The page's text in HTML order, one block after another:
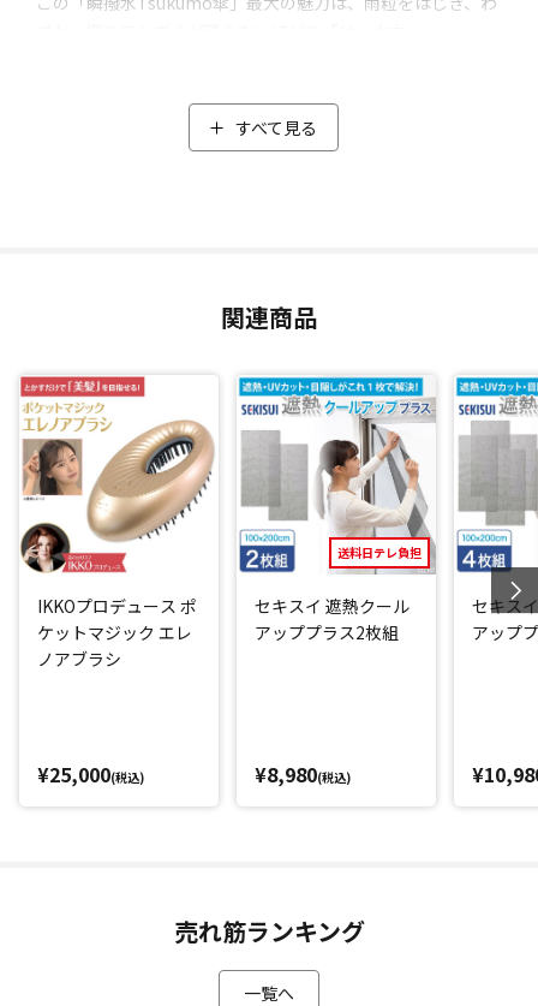
バンに入れられ持ち運びもラク！
「ぬれたままカバンの中に入れられない」といったストレス
い親骨の先端にはカーボンを使用しており、強い風の中、傘
UVカット率99％以上(*1)！の晴雨兼用傘
風に強いだけでなく、紫外線対策にも使えるのが「瞬撥水Tsu
kumo傘」のスゴイところ。
雨傘としてだけでなく日傘としても活躍します。
日テレ先行販売のブルーもご用意、今は日テレでしか手に入
らないカラーです。
女性だけでなく男性でも使いやすい、カラーをそろえてお
り、プレゼントにもオススメです。
すべて見る
閉じる
関連商品
IKKOプロデュース ポ
ケットマジック エレ
ノアブラシ
¥25,000(税込)
送料日テレ負担
セキスイ 遮熱クール
アッププラス2枚組
¥8,980(税込)
セキス
アップ
売れ筋ランキング
一覧へ